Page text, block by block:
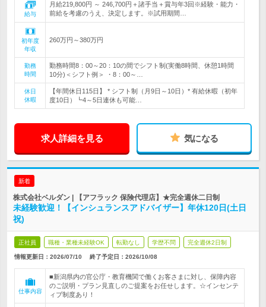
給与
月給219,800円 ～ 246,700円＋諸手当＋賞与年3回※経験・能力・
前給を考慮のうえ、決定します。※試用期間…
初年度
年収
260万円～380万円
勤務
時間
勤務時間8：00～20：10の間でシフト制(実働8時間、休憩1時間
10分)＜シフト例＞ ・8：00～…
休日
休暇
【年間休日115日】 * シフト制（月9日～10日）* 有給休暇（初年
度10日）┗4～5日連休も可能…
求人詳細を見る 気になる
新着
株式会社ベルダン | 【アフラック 保険代理店】★完全週休二日制
未経験歓迎！【インシュランスアドバイザー】年休120日(土日
祝)
正社員 職種・業種未経験OK 転勤なし 学歴不問 完全週休2日制
情報更新日：2026/07/10 終了予定日： 2026/10/08
仕事内容
■新潟県内の官公庁・教育機関で働くお客さまに対し、保障内容
のご説明・プラン見直しのご提案をお任せします。☆インセンテ
ィブ制度あり！